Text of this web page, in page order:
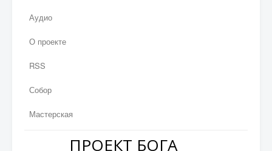
Аудио
О проекте
RSS
Собор
Мастерская
ПРОЕКТ БОГА